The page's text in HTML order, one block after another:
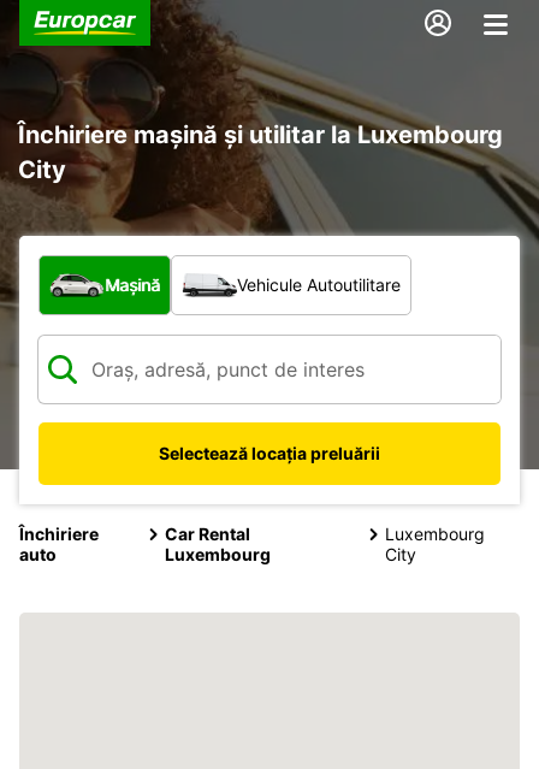
Închiriere mașină și utilitar la Luxembourg
City
Ce tip de vehicul?
Mașină Vehicule Autoutilitare
Selectează locația preluării
Închiriere
auto
Car Rental
Luxembourg
Luxembourg
City